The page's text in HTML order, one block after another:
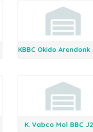
KBBC Okido Arendonk
K. Vabco Mol BBC